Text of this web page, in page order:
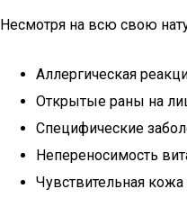
Несмотря на всю свою
Аллергическая
Открытые раны на
Специфические
Непереносимость
Чувствительная